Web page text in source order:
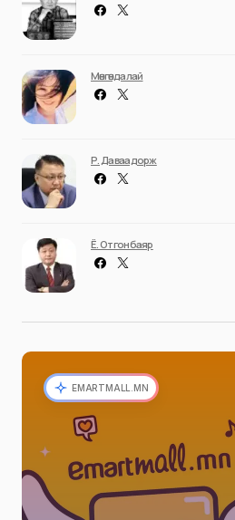
Мөнгөндалай
Р. Даваадорж
Ё. Отгонбаяр
EMARTMALL.MN